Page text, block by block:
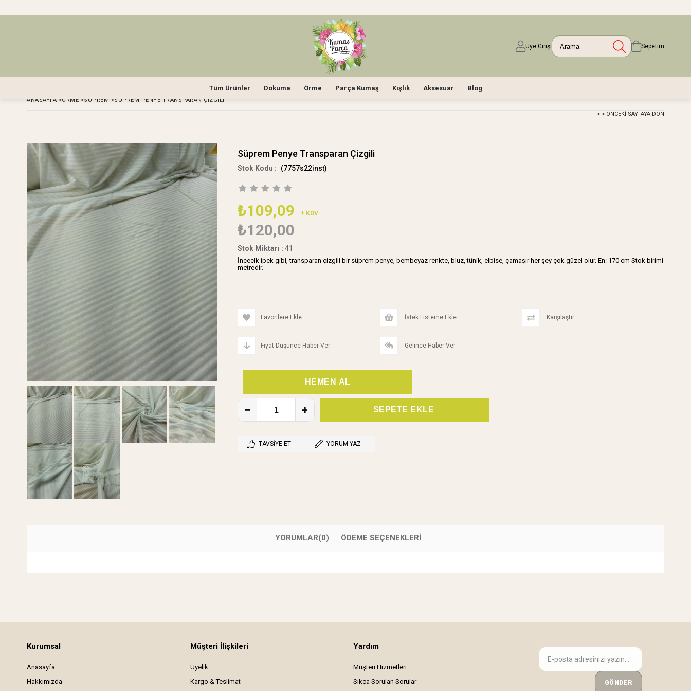
Üye Girişi Sepetim
Tüm Ürünler Dokuma Örme Parça Kumaş Kışlık Aksesuar Blog
ANASAYFA >ÖRME >SÜPREM >SÜPREM PENYE TRANSPARAN ÇIZGILI
< < ÖNCEKI SAYFAYA DÖN
Süprem Penye Transparan Çizgili
(7757s22inst)
₺109,09 + KDV
₺120,00
Stok Miktarı : 41
İncecik ipek gibi, transparan çizgili bir süprem penye, bembeyaz renkte, bluz, tünik, elbise, çamaşır her şey çok güzel olur. En: 170 cm Stok birimi
metredir.
Favorilere Ekle İstek Listeme Ekle Karşılaştır
Fiyat Düşünce Haber Ver Gelince Haber Ver
TAVSIYE ET YORUM YAZ
YORUMLAR(0) ÖDEME SEÇENEKLERI
Kurumsal
Anasayfa
Hakkımızda
Müşteri İlişkileri
Üyelik
Kargo & Teslimat
Yardım
Müşteri Hizmetleri
Sıkça Sorulan Sorular
GÖNDER